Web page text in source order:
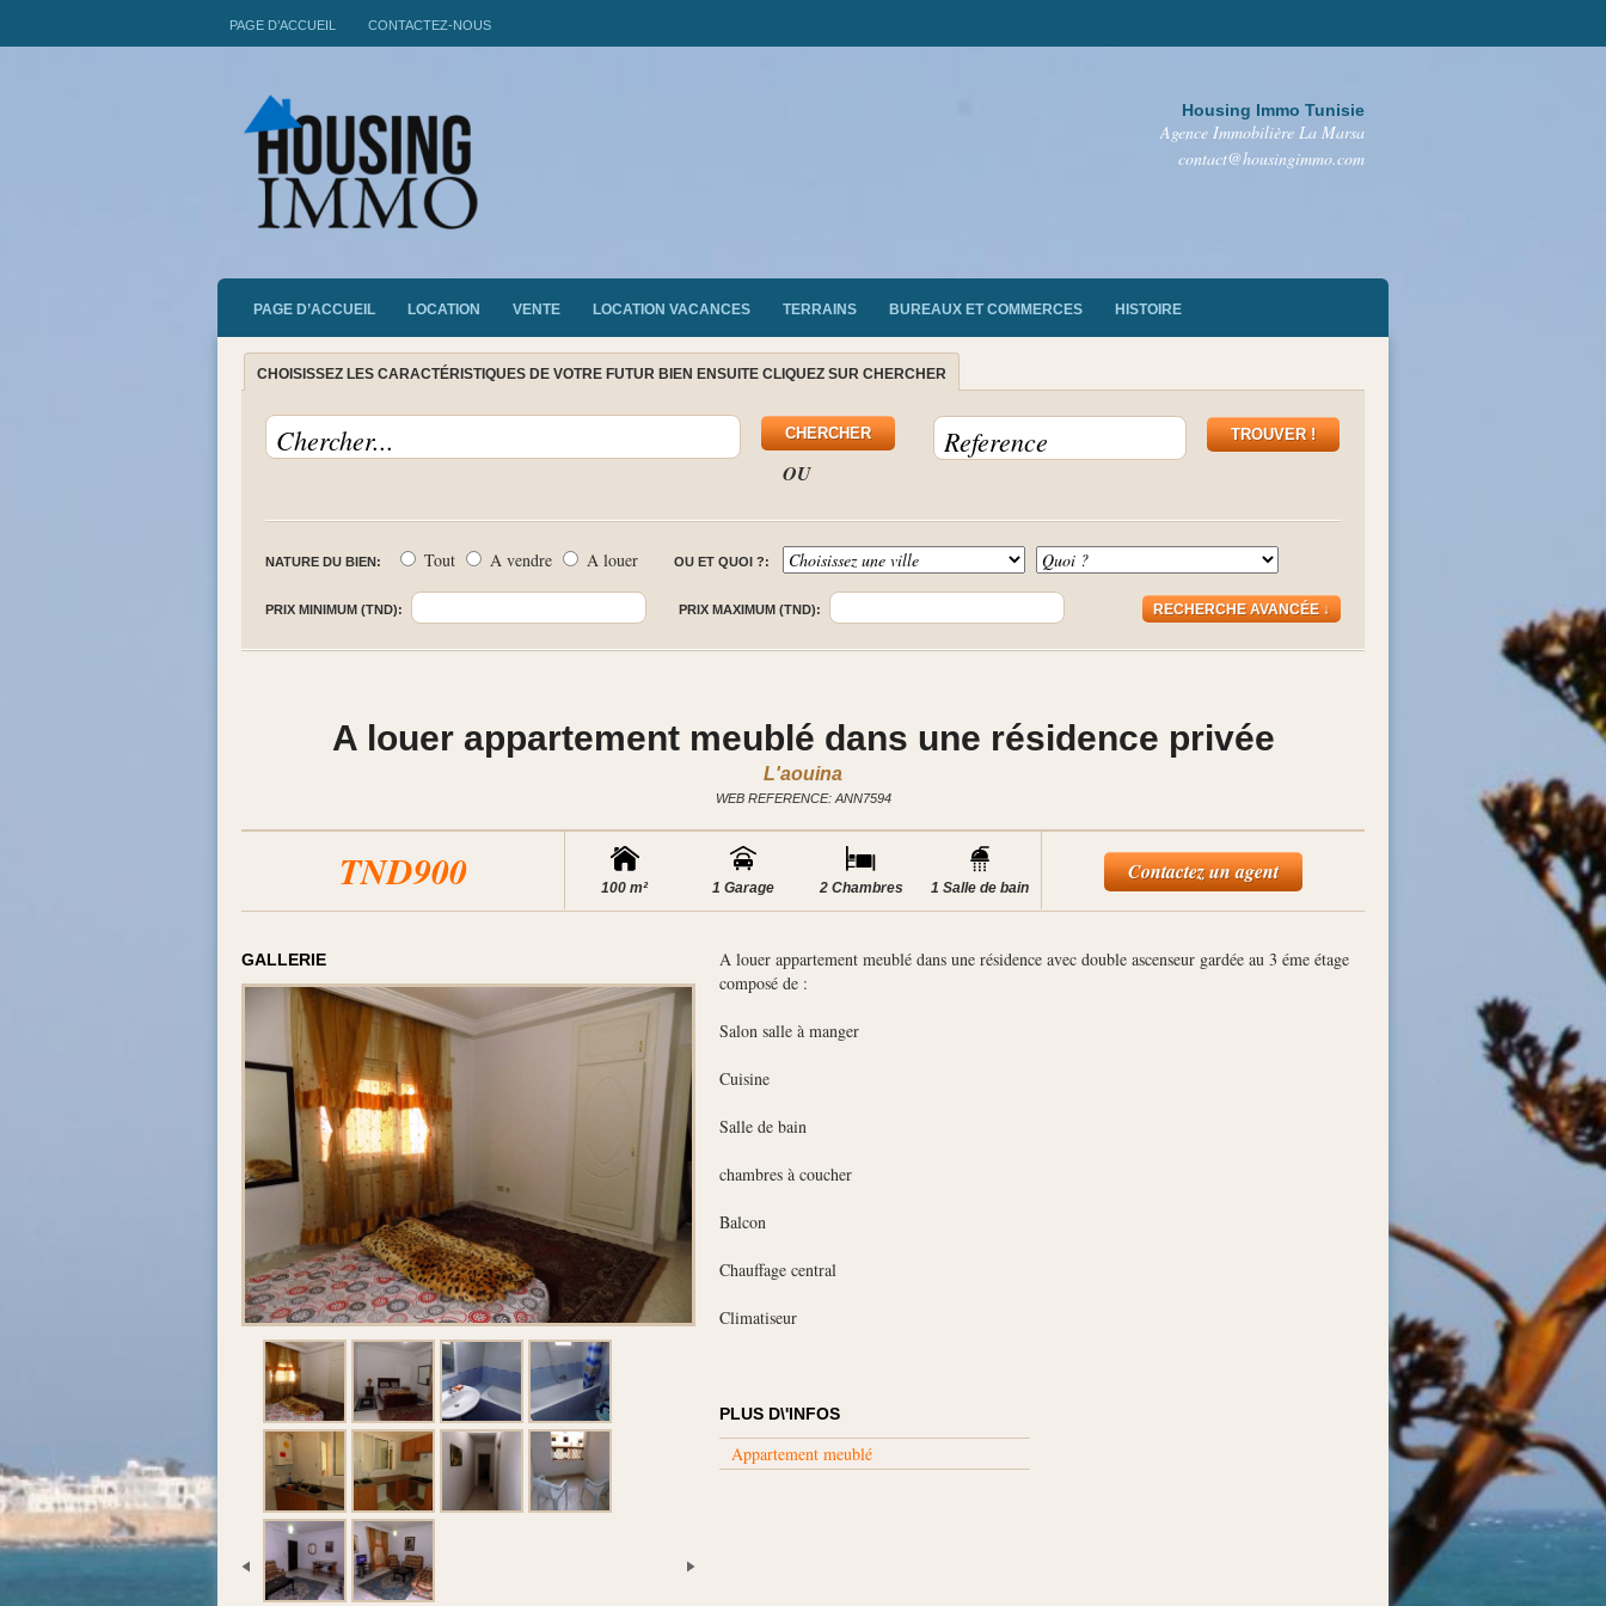
PAGE D’ACCUEIL CONTACTEZ-NOUS
Housing Immo Tunisie
Agence Immobilière La Marsa
contact@housingimmo.com
PAGE D’ACCUEIL LOCATION VENTE LOCATION VACANCES TERRAINS BUREAUX ET COMMERCES HISTOIRE
CHOISISSEZ LES CARACTÉRISTIQUES DE VOTRE FUTUR BIEN ENSUITE CLIQUEZ SUR CHERCHER
OU
NATURE DU BIEN: Tout A vendre A louer OU ET QUOI ?:
PRIX MINIMUM (TND): PRIX MAXIMUM (TND): RECHERCHE AVANCÉE ↓
A louer appartement meublé dans une résidence privée
L'aouina
WEB REFERENCE: ANN7594
TND900 100 m² 1 Garage 2 Chambres 1 Salle de bain
Contactez un agent
GALLERIE
A louer appartement meublé dans une résidence avec double ascenseur gardée au 3 éme étage
composé de :
Salon salle à manger
Cuisine
Salle de bain
chambres à coucher
Balcon
Chauffage central
Climatiseur
PLUS D\'INFOS
Appartement meublé